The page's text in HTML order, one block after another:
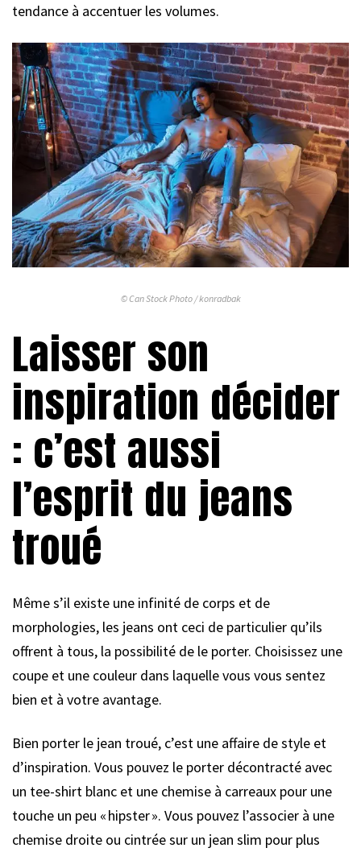
tendance à accentuer les volumes.
© Can Stock Photo / konradbak
Laisser son
inspiration décider
: c’est aussi
l’esprit du jeans
troué
Même s’il existe une infinité de corps et de
morphologies, les jeans ont ceci de particulier qu’ils
offrent à tous, la possibilité de le porter. Choisissez une
coupe et une couleur dans laquelle vous vous sentez
bien et à votre avantage.
Bien porter le jean troué, c’est une affaire de style et
d’inspiration. Vous pouvez le porter décontracté avec
un tee-shirt blanc et une chemise à carreaux pour une
touche un peu « hipster ». Vous pouvez l’associer à une
chemise droite ou cintrée sur un jean slim pour plus